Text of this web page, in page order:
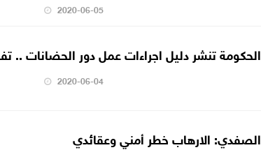
2020-06-05
الحكومة تنشر دليل اجراءات عمل دور الحضانات ..
2020-06-04
الصفدي: الارهاب خطر أمني وعقائدي